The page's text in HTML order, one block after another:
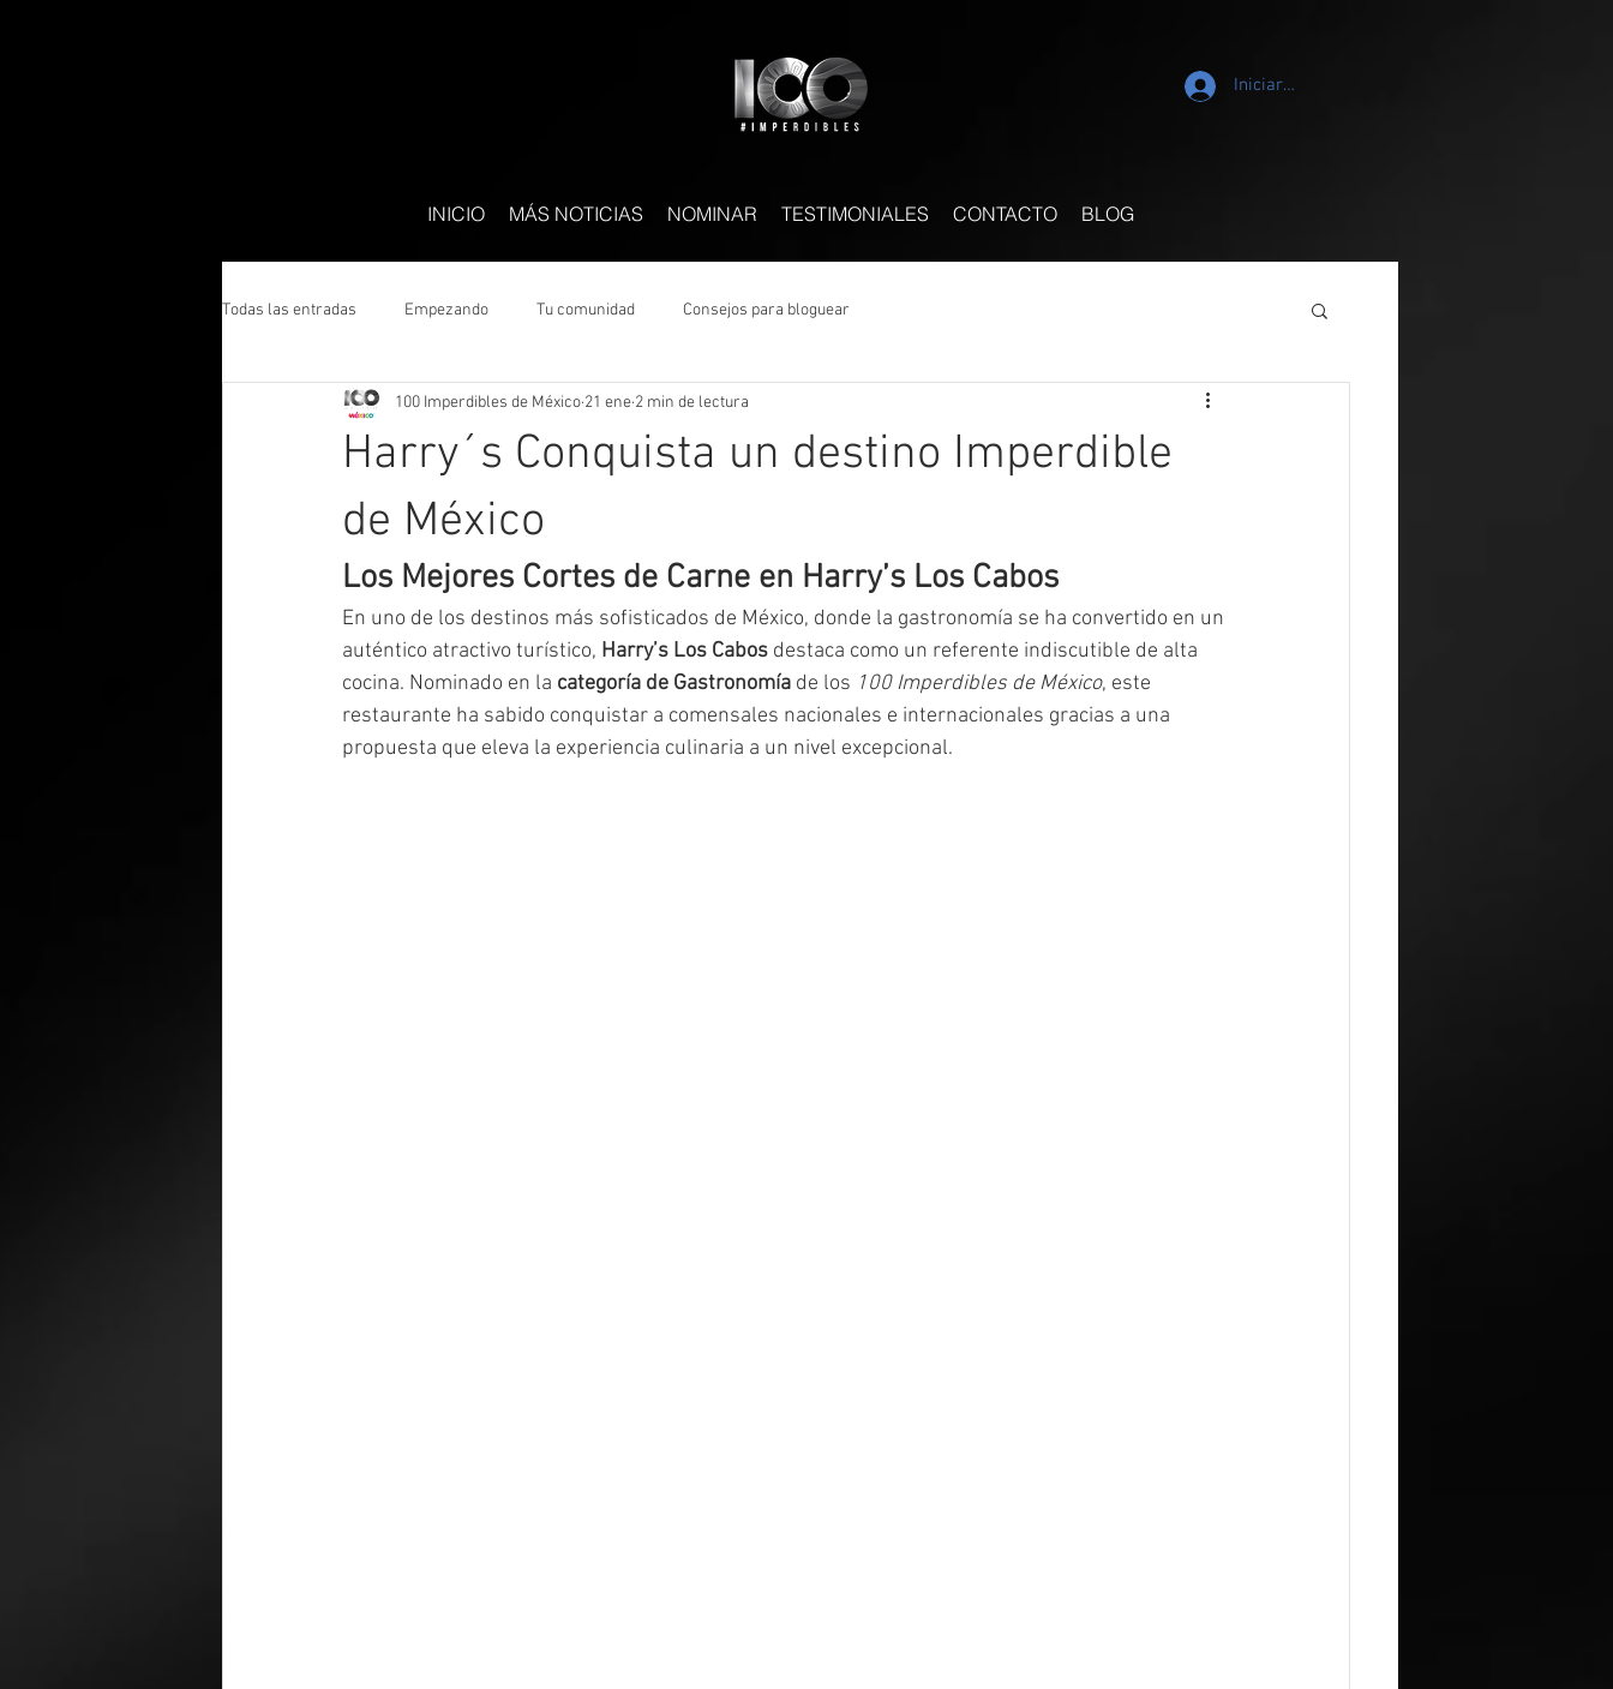
Iniciar sesión
INICIO MÁS NOTICIAS NOMINAR TESTIMONIALES CONTACTO BLOG
Todas las entradas Empezando Tu comunidad Consejos para bloguear
Harry´s Conquista un destino Imperdible
de México
100 Imperdibles de México 21 ene 2 min de lectura
Los Mejores Cortes de Carne en Harry’s Los Cabos
En uno de los destinos más sofisticados de México, donde la gastronomía se ha convertido en un
auténtico atractivo turístico, Harry’s Los Cabos destaca como un referente indiscutible de alta
cocina. Nominado en la categoría de Gastronomía de los 100 Imperdibles de México, este
restaurante ha sabido conquistar a comensales nacionales e internacionales gracias a una
propuesta que eleva la experiencia culinaria a un nivel excepcional.